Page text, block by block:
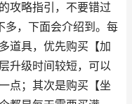
攻略指引，不要错过
多，下面会介绍到。每
道具，优先购买【加
升级时间较短，可以
点；其次是购买【坐